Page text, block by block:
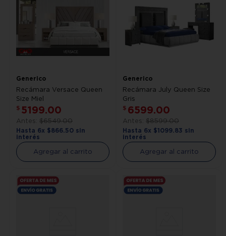
Generico
Recámara Versace Queen
Size Miel
$ 5199.00
$6549.00
Hasta 6x $866. 50 sin
interés
Agregar al carrito
Generico
Recámara July Queen Size
Gris
$ 6599.00
$8599.00
Hasta 6x $1099. 83 sin
interés
Agregar al carrito